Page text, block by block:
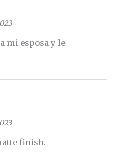
mi esposa y le
finish.